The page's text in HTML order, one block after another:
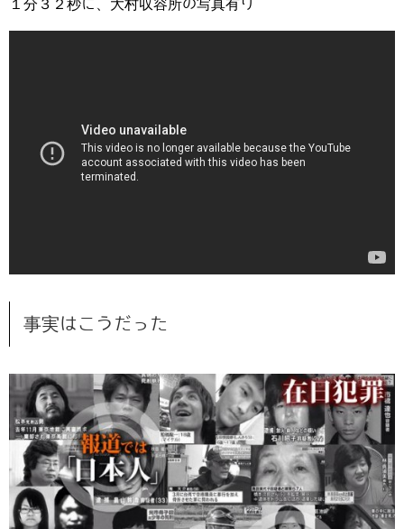
１分３２秒に、大村収容所の写真有り
事実はこうだった